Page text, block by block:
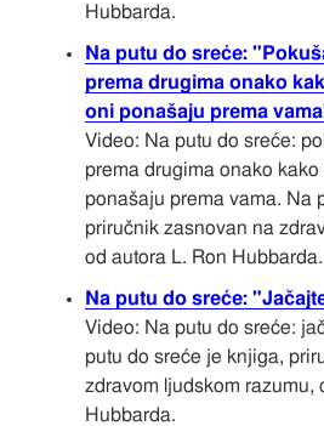
Hubbarda.
Na putu do sreće:
prema drugima onako
oni ponašaju prema
Video: Na putu do sreće:
prema drugima onako
ponašaju prema vama. Na
priručnik zasnovan na
od autora L. Ron Hubbarda.
Na putu do sreće:
Video: Na putu do sreće:
putu do sreće je knjiga,
zdravom ljudskom razumu,
Hubbarda.